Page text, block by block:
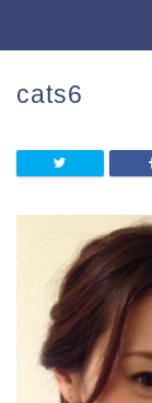
cats6